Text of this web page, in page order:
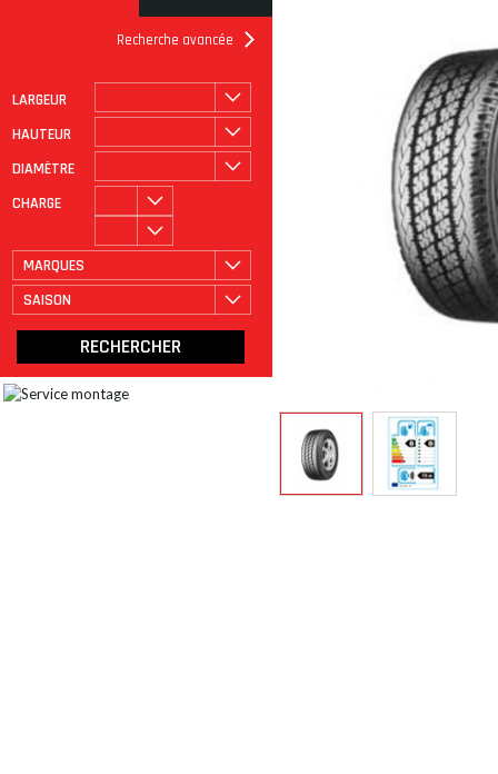
Recherche avancée
LARGEUR
HAUTEUR
DIAMÈTRE
CHARGE
MARQUES
SAISON